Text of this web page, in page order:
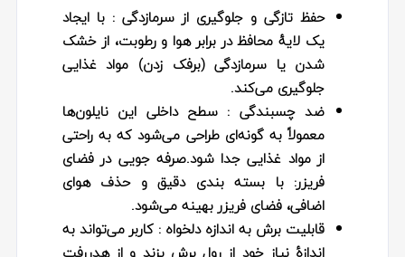
حفظ تازگی و جلوگیری از سرمازدگی : با ایجاد
یک لایهٔ محافظ در برابر هوا و رطوبت، از خشک
شدن یا سرمازدگی (برفک زدن) مواد غذایی
جلوگیری می‌کند.
ضد چسبندگی : سطح داخلی این نایلون‌ها
معمولاً به گونه‌ای طراحی می‌شود که به راحتی
از مواد غذایی جدا شود.صرفه‌ جویی در فضای
فریزر: با بسته‌ بندی دقیق و حذف هوای
اضافی، فضای فریزر بهینه می‌شود.
قابلیت برش به اندازه دلخواه : کاربر می‌تواند به